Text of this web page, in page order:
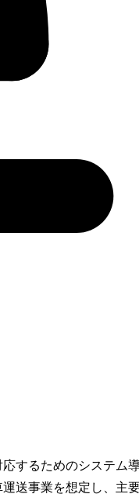
するためのシステム
送事業を想定し、主